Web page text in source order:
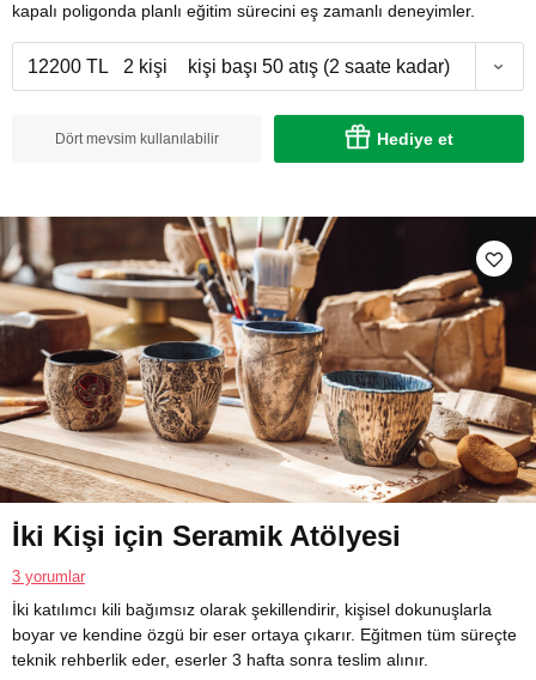
kapalı poligonda planlı eğitim sürecini eş zamanlı deneyimler.
12200 TL 2 kişi kişi başı 50 atış (2 saate kadar)
Dört mevsim kullanılabilir Hediye et
İki Kişi için Seramik Atölyesi
3 yorumlar
İki katılımcı kili bağımsız olarak şekillendirir, kişisel dokunuşlarla
boyar ve kendine özgü bir eser ortaya çıkarır. Eğitmen tüm süreçte
teknik rehberlik eder, eserler 3 hafta sonra teslim alınır.